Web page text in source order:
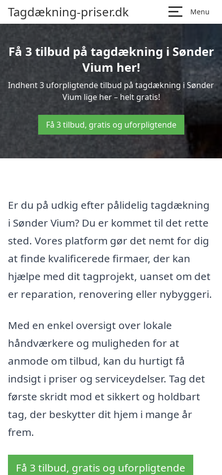
Tagdækning-priser.dk Menu
Få 3 tilbud på tagdækning i Sønder
Vium her!
Indhent 3 uforpligtende tilbud på tagdækning i Sønder
Vium lige her – helt gratis!
Få 3 tilbud, gratis og uforpligtende
Er du på udkig efter pålidelig tagdækning
i Sønder Vium? Du er kommet til det rette
sted. Vores platform gør det nemt for dig
at finde kvalificerede firmaer, der kan
hjælpe med dit tagprojekt, uanset om det
er reparation, renovering eller nybyggeri.
Med en enkel oversigt over lokale
håndværkere og muligheden for at
anmode om tilbud, kan du hurtigt få
indsigt i priser og serviceydelser. Tag det
første skridt mod et sikkert og holdbart
tag, der beskytter dit hjem i mange år
frem.
Få 3 tilbud, gratis og uforpligtende